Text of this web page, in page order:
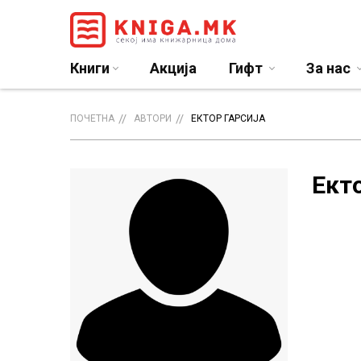
Книги Акција Гифт За нас
ПОЧЕТНА АВТОРИ ЕКТОР ГАРСИЈА